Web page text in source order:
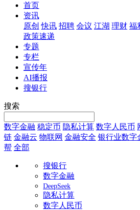
首页
资讯
原创 快讯 招聘 会议 江湖 理财 福
政策速递
专题
专栏
宣传年
AI播报
搜银行
搜索
数字金融 稳定币 隐私计算 数字人民币
链 金融云 物联网 金融安全 银行业数字
帮 全部
搜银行
数字金融
DeepSeek
隐私计算
数字人民币